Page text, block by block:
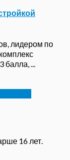
лидером по
...
16 лет.